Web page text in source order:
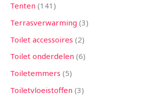
Tenten 141
Terrasverwarming 3
Toilet accessoires 2
Toilet onderdelen 6
Toiletemmers 5
Toiletvloeistoffen 3